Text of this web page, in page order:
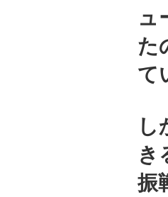
ュ
た
て
し
き
振